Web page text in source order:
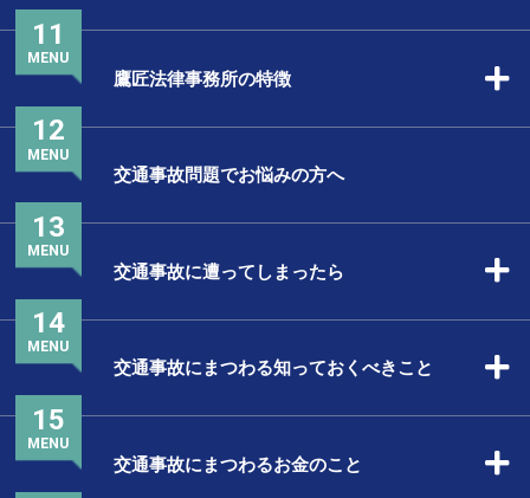
鷹匠法律事務所の特徴
11
MENU
交通事故問題でお悩みの方へ
12
MENU
交通事故に遭ってしまったら
13
MENU
交通事故にまつわる知っておくべきこと
14
MENU
交通事故にまつわるお金のこと
15
MENU